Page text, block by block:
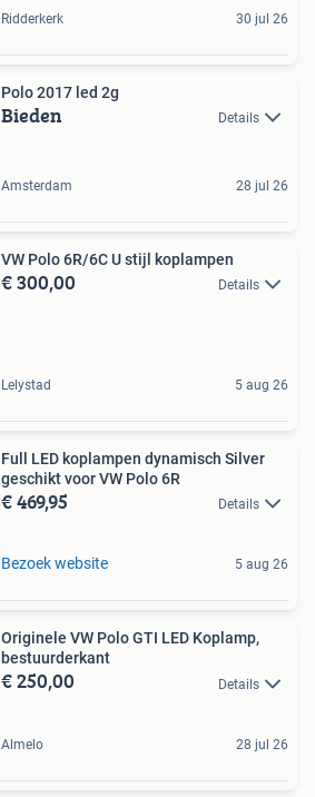
Ridderkerk 30 jul 26
Polo 2017 led 2g
Bieden Details
Amsterdam 28 jul 26
VW Polo 6R/6C U stijl koplampen
€ 300,00 Details
Lelystad 5 aug 26
Full LED koplampen dynamisch Silver
geschikt voor VW Polo 6R
€ 469,95 Details
Bezoek website 5 aug 26
Originele VW Polo GTI LED Koplamp,
bestuurderkant
€ 250,00 Details
Almelo 28 jul 26